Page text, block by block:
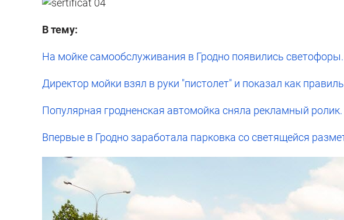
В тему:
На мойке самообслуживания в Гродно появились
Директор мойки взял в руки "пистолет" и показал как
Популярная гродненская автомойка сняла рекламный
Впервые в Гродно заработала парковка со светящейся